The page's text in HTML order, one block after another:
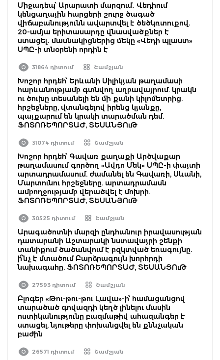
Միջադեպ՝ Արարատի մարզում․ Վեդիում
կենցաղային հարցերի շուրջ ծագած
վիճաբանությունն ավարտվել է ծեծկռտուքով․
20-ամյա երիտասարդը վնասվածքներ է
ստացել․ մասնակիցներից մեկը «Վեդի պլաստ»
ՍՊԸ-ի տնօրենի որդին է
31864 դիտում Շամշյան
Խոշոր հրդեհ՝ Երևանի Սիլիկյան թաղամասի
հարևանությամբ գտնվող աղբավայրում. կրակն
ու ծուխը տեսանելի են մի քանի կիլոմետրից.
հրշեջները, վտանգելով իրենց կյանքը,
պայքարում են կրակի տարածման դեմ.
ՖՈՏՈՌԵՊՈՐՏԱԺ, ՏԵՍԱՆՅՈւԹ
31074 դիտում Շամշյան
Խոշոր հրդեհ՝ Գավառ քաղաքի Արծվաքար
թաղամասում գործող «Ավդո Մեկ» ՍՊԸ-ի փայտի
արտադրամասում. ժամանել են Գավառի, Սևանի,
Մարտունու հրշեջները. արտադրամասն
ամբողջությամբ վերածվել է մոխրի.
ՖՈՏՈՌԵՊՈՐՏԱԺ, ՏԵՍԱՆՅՈւԹ
30525 դիտում Շամշյան
Արագածոտնի մարզի ընդհանուր իրավասության
դատարանի Աշտարակի նստավայրի շենքի
տանիքում ծածանվում է բզկտված եռագույնը․
ի՞նչ է մտածում Բարձրագույն խորհրդի
նախագահը. ՖՈՏՈՌԵՊՈՐՏԱԺ, ՏԵՍԱՆՅՈւԹ
27593 դիտում Շամշյան
Բլոգեր «Թու-թու-թու Լավա»-ի՝ համացանցով
տարածած գովազդի կեղծ լինելու մասին
ոստիկանությունը բազմաթիվ ահազանգեր է
ստացել. նյութերը փոխանցվել են քննչական
բաժին
26571 դիտում Շամշյան